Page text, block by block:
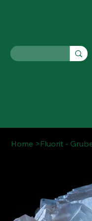
Home > Fluorit -